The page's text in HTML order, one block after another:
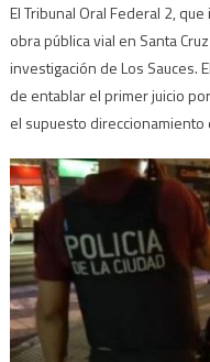
El Tribunal Oral Federal 2,
obra pública vial en Santa
investigación de Los Sauces.
de entablar el primer juicio
el supuesto